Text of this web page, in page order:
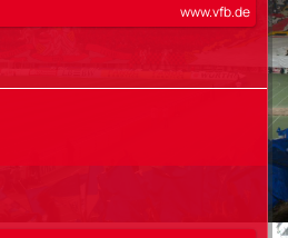
www.vfb.de